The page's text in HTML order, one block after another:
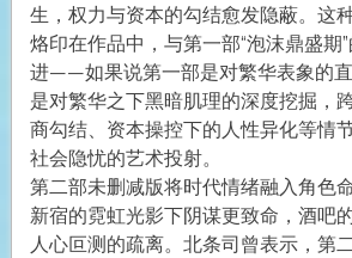
生，权力与资本的勾结愈发隐蔽。这
烙印在作品中，与第一部“泡沫鼎盛期
进——如果说第一部是对繁华表象的
是对繁华之下黑暗肌理的深度挖掘，
商勾结、资本操控下的人性异化等情
社会隐忧的艺术投射。
第二部未删减版将时代情绪融入角色
新宿的霓虹光影下阴谋更致命，酒吧
人心叵测的疏离。北条司曾表示，第